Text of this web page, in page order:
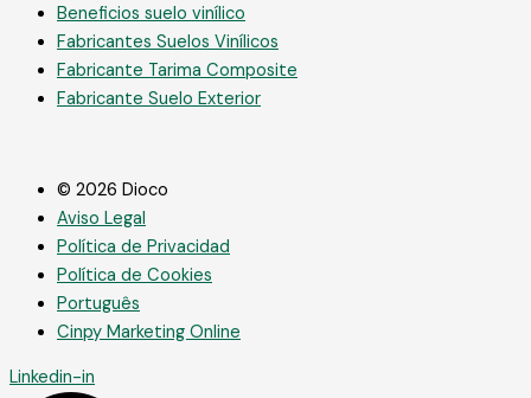
Beneficios suelo vinílico
Fabricantes Suelos Vinílicos
Fabricante Tarima Composite
Fabricante Suelo Exterior
© 2026 Dioco
Aviso Legal
Política de Privacidad
Política de Cookies
Português
Cinpy Marketing Online
Linkedin-in